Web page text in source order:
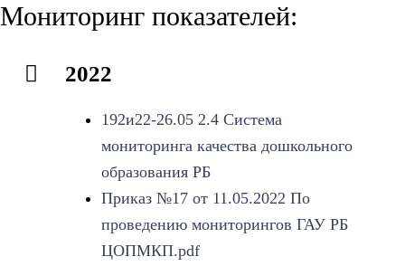
Мониторинг показателей:
2022
192и22-26.05 2.4 Система
мониторинга качества дошкольного
образования РБ
Приказ №17 от 11.05.2022 По
проведению мониторингов ГАУ РБ
ЦОПМКП.pdf